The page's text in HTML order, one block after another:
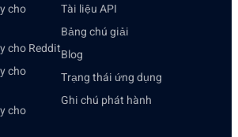
cho
cho Reddit
cho
cho
Tài liệu API
Bảng chú giải
Blog
Trạng thái ứng dụng
Ghi chú phát hành